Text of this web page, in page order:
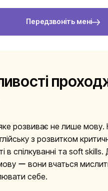
Передзвоніть мені
розвиває не лише мову.
з розвитком
в спілкуванні та soft
ー вони вчаться
себе.